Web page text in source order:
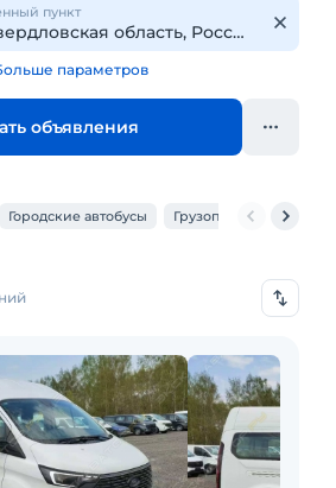
пункт
параметров
объявления
Городские автобусы Грузопассажирские